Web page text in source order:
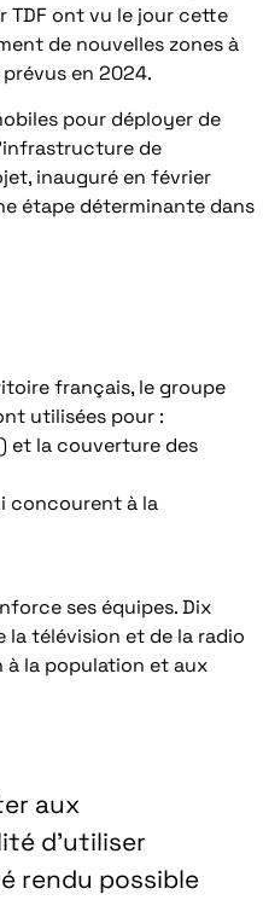
TDF ont vu le jour cette
de nouvelles zones à
en 2024.
pour déployer de
de
inauguré en février
étape déterminante dans
français, le groupe
utilisées pour :
et la couverture des
concourent à la
ses équipes. Dix
la télévision et de la radio
la population et aux
aux
d’utiliser
rendu possible